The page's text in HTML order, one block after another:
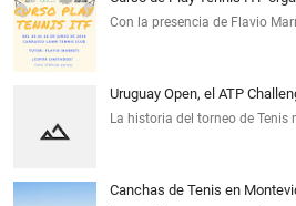
Con la presencia de Flavio
Uruguay Open, el ATP
La historia del torneo de
Canchas de Tenis en